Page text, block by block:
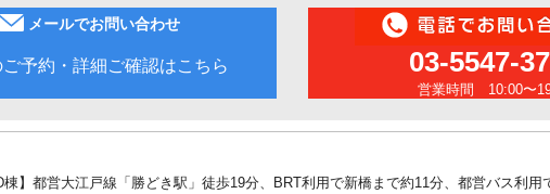
メールでお問い合わせ
予約・詳細ご確認はこちら 03-5547-
営業時間 10:00〜
棟】都営大江戸線「勝どき駅」徒歩19分、BRT利用で新橋まで約11分、都営バス利